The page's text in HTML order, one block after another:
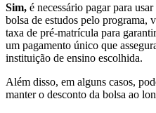
Sim, é necessário pagar para
bolsa de estudos pelo programa,
taxa de pré-matrícula para
um pagamento único que
instituição de ensino escolhida.
Além disso, em alguns casos,
manter o desconto da bolsa ao